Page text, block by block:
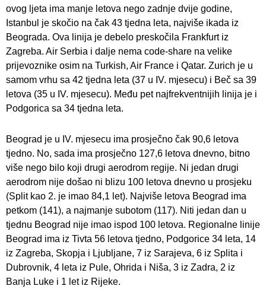
ovog ljeta ima manje letova nego zadnje dvije godine,
Istanbul je skočio na čak 43 tjedna leta, najviše ikada iz
Beograda. Ova linija je debelo preskočila Frankfurt iz
Zagreba. Air Serbia i dalje nema code-share na velike
prijevoznike osim na Turkish, Air France i Qatar. Zurich je u
samom vrhu sa 42 tjedna leta (37 u IV. mjesecu) i Beč sa 39
letova (35 u IV. mjesecu). Među pet najfrekventnijih linija je i
Podgorica sa 34 tjedna leta.
Beograd je u IV. mjesecu ima prosječno čak 90,6 letova
tjedno. No, sada ima prosječno 127,6 letova dnevno, bitno
više nego bilo koji drugi aerodrom regije. Ni jedan drugi
aerodrom nije došao ni blizu 100 letova dnevno u prosjeku
(Split kao 2. je imao 84,1 let). Najviše letova Beograd ima
petkom (141), a najmanje subotom (117). Niti jedan dan u
tjednu Beograd nije imao ispod 100 letova. Regionalne linije
Beograd ima iz Tivta 56 letova tjedno, Podgorice 34 leta, 14
iz Zagreba, Skopja i Ljubljane, 7 iz Sarajeva, 6 iz Splita i
Dubrovnik, 4 leta iz Pule, Ohrida i Niša, 3 iz Zadra, 2 iz
Banja Luke i 1 let iz Rijeke.